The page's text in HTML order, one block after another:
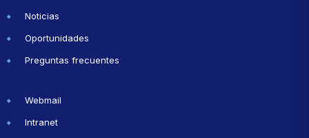
Noticias
Oportunidades
Preguntas frecuentes
Webmail
Intranet